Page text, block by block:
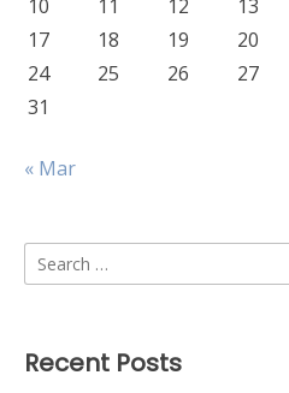
10 11 12 13
17
18 19 20
24
25 26 27
31
« Mar
Search
for:
Recent Posts